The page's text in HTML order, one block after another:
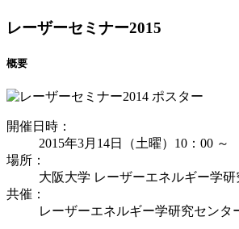
レーザーセミナー2015
概要
開催日時：
2015年3月14日（土曜）10：00 ～
場所：
大阪大学 レーザーエネルギー学
共催：
レーザーエネルギー学研究センタ